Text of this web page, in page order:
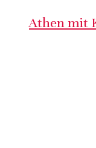
Athen mit